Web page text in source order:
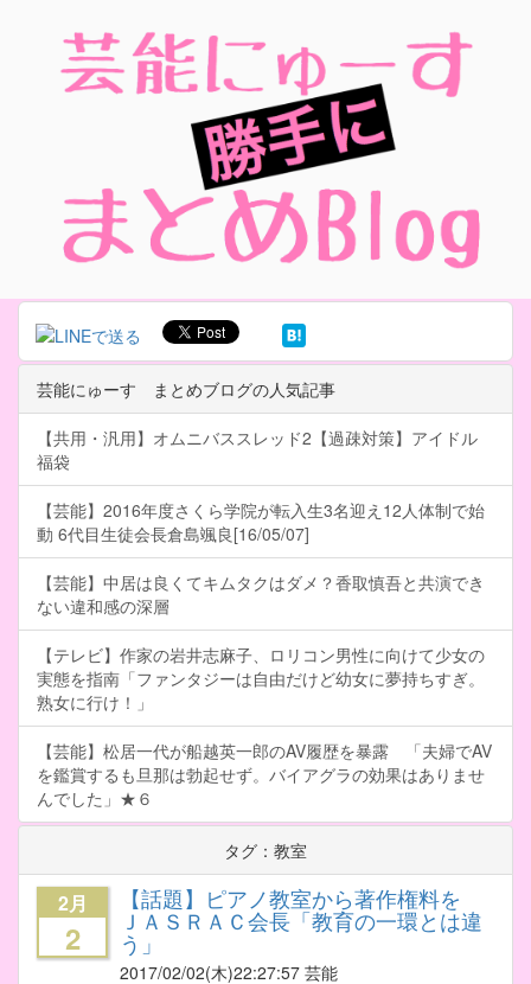
芸能にゅーす まとめブログの人気記事
【共用・汎用】オムニバススレッド2【過疎対策】アイドル
福袋
【芸能】2016年度さくら学院が転入生3名迎え12人体制で始
動 6代目生徒会長倉島颯良[16/05/07]
【芸能】中居は良くてキムタクはダメ？香取慎吾と共演でき
ない違和感の深層
【テレビ】作家の岩井志麻子、ロリコン男性に向けて少女の
実態を指南「ファンタジーは自由だけど幼女に夢持ちすぎ。
熟女に行け！」
【芸能】松居一代が船越英一郎のAV履歴を暴露 「夫婦でAV
を鑑賞するも旦那は勃起せず。バイアグラの効果はありませ
んでした」★６
タグ：教室
2月
2
【話題】ピアノ教室から著作権料を
ＪＡＳＲＡＣ会長「教育の一環とは違
う」
2017/02/02(木)22:27:57 芸能